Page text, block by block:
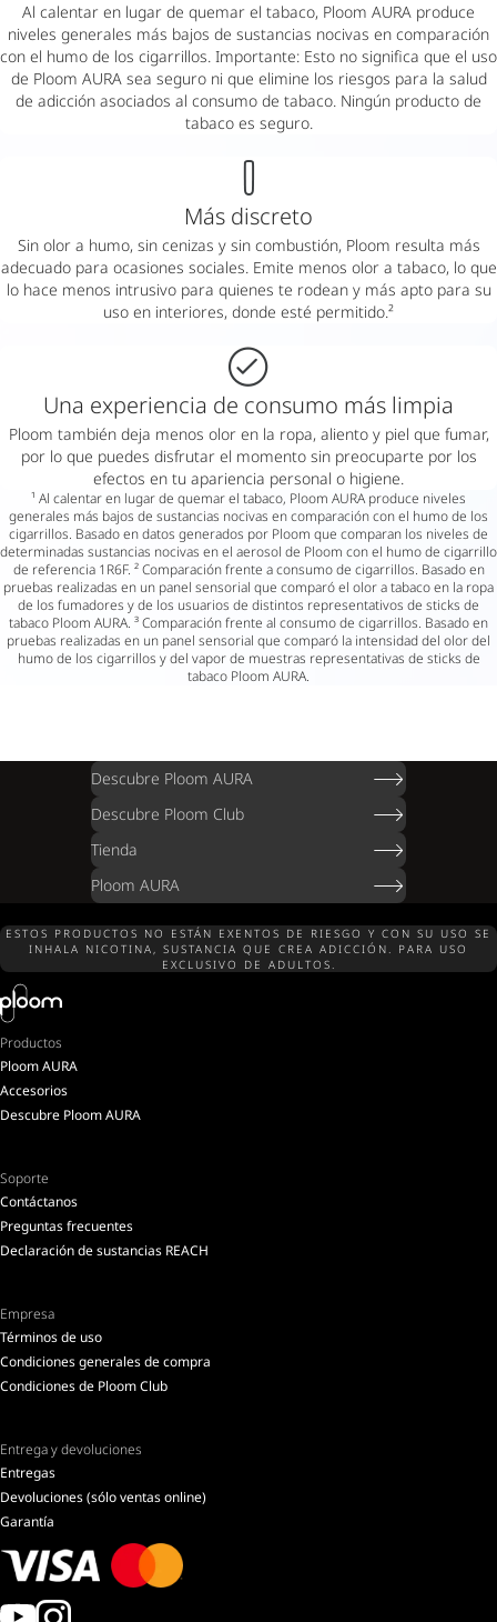
Al calentar en lugar de quemar el tabaco, Ploom AURA produce
niveles generales más bajos de sustancias nocivas en comparación
con el humo de los cigarrillos. Importante: Esto no significa que el uso
de Ploom AURA sea seguro ni que elimine los riesgos para la salud
de adicción asociados al consumo de tabaco. Ningún producto de
tabaco es seguro.
Más discreto
Sin olor a humo, sin cenizas y sin combustión, Ploom resulta más
adecuado para ocasiones sociales. Emite menos olor a tabaco, lo que
lo hace menos intrusivo para quienes te rodean y más apto para su
uso en interiores, donde esté permitido.²
Una experiencia de consumo más limpia
Ploom también deja menos olor en la ropa, aliento y piel que fumar,
por lo que puedes disfrutar el momento sin preocuparte por los
efectos en tu apariencia personal o higiene.
¹ Al calentar en lugar de quemar el tabaco, Ploom AURA produce niveles
generales más bajos de sustancias nocivas en comparación con el humo de los
cigarrillos. Basado en datos generados por Ploom que comparan los niveles de
determinadas sustancias nocivas en el aerosol de Ploom con el humo de cigarrillo
de referencia 1R6F. ² Comparación frente a consumo de cigarrillos. Basado en
pruebas realizadas en un panel sensorial que comparó el olor a tabaco en la ropa
de los fumadores y de los usuarios de distintos representativos de sticks de
tabaco Ploom AURA. ³ Comparación frente al consumo de cigarrillos. Basado en
pruebas realizadas en un panel sensorial que comparó la intensidad del olor del
humo de los cigarrillos y del vapor de muestras representativas de sticks de
tabaco Ploom AURA.
Descubre Ploom AURA
Descubre Ploom Club
Tienda
Ploom AURA
ESTOS PRODUCTOS NO ESTÁN EXENTOS DE RIESGO Y CON SU USO SE
INHALA NICOTINA, SUSTANCIA QUE CREA ADICCIÓN. PARA USO
EXCLUSIVO DE ADULTOS.
Productos
Ploom AURA
Accesorios
Descubre Ploom AURA
Soporte
Contáctanos
Preguntas frecuentes
Declaración de sustancias REACH
Empresa
Términos de uso
Condiciones generales de compra
Condiciones de Ploom Club
Entrega y devoluciones
Entregas
Devoluciones (sólo ventas online)
Garantía